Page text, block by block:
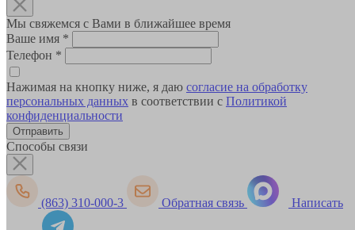
Мы свяжемся с Вами в ближайшее время
Ваше имя *
Телефон *
Нажимая на кнопку ниже, я даю согласие на обработку
персональных данных в соответствии с Политикой
конфиденциальности
Способы связи
(863) 310-000-3 Обратная связь Написать